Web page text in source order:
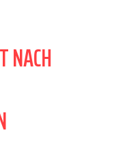
NACH